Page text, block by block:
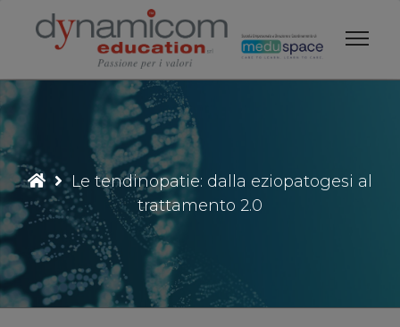
contenuto
Le tendinopatie: dalla eziopatogesi al
trattamento 2.0